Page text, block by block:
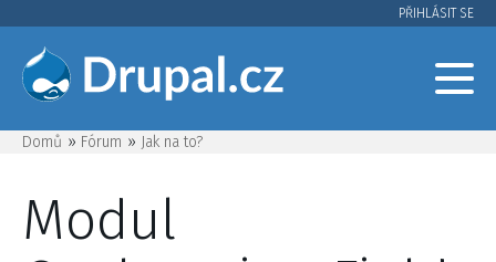
hlavnímu
obsahu
account
menu
PŘIHLÁSIT SE
navigace
Domů Fórum Jak na to?
Modul